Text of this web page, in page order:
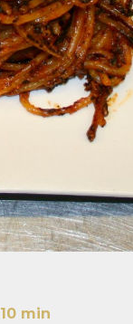
10 min